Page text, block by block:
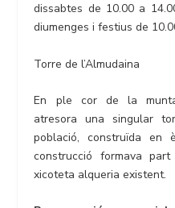
dissabtes de 10.00 a
diumenges i festius de
Torre de l’Almudaina
En ple cor de la
atresora una singular
població, construïda en
construcció formava
xicoteta alqueria existent.